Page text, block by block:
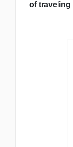
of traveling